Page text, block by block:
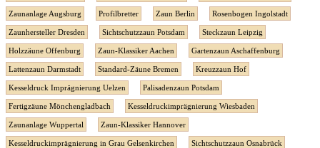
Zaunanlage Augsburg Profilbretter Zaun Berlin Rosenbogen Ingolstadt
Zaunhersteller Dresden Sichtschutzzaun Potsdam Steckzaun Leipzig
Holzzäune Offenburg Zaun-Klassiker Aachen Gartenzaun Aschaffenburg
Lattenzaun Darmstadt Standard-Zäune Bremen Kreuzzaun Hof
Kesseldruck Imprägnierung Uelzen Palisadenzaun Potsdam
Fertigzäune Mönchengladbach Kesseldruckimprägnierung Wiesbaden
Zaunanlage Wuppertal Zaun-Klassiker Hannover
Kesseldruckimprägnierung in Grau Gelsenkirchen Sichtschutzzaun Osnabrück